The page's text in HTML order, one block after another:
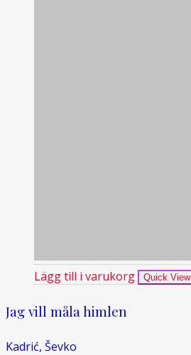
Lägg till i varukorg Quick View
Jag vill måla himlen
Kadrić, Ševko